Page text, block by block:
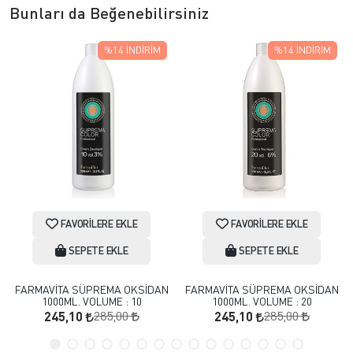
Bunları da Beğenebilirsiniz
FAVORILERE EKLE
SEPETE EKLE
FARMAVİTA SÜPREMA OKSİDAN
1000ML. VOLUME : 10
245,10 285,00
%14 İNDIRIM
FAVORILERE EKLE
SEPETE EKLE
FARMAVİTA SÜPREMA OKSİDAN
1000ML. VOLUME : 20
245,10 285,00
%14 İNDIRIM